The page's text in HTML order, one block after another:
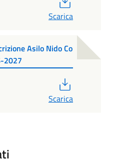
Scarica
Asilo Nido Co
2027
Scarica